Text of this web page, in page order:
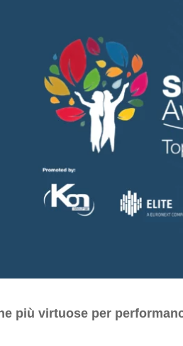
più virtuose per